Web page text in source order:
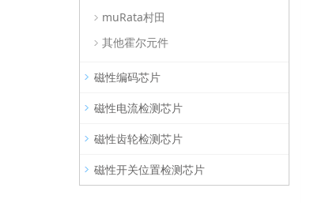
muRata村田
其他霍尔元件
磁性编码芯片
磁性电流检测芯片
磁性齿轮检测芯片
磁性开关位置检测芯片